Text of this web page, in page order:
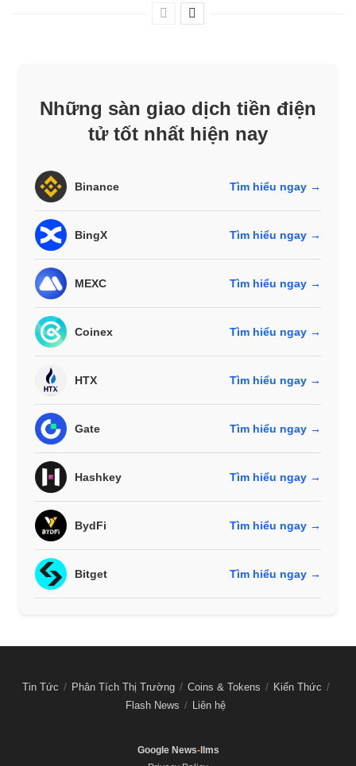
Những sàn giao dịch tiền điện
tử tốt nhất hiện nay
Binance Tìm hiểu ngay →
BingX Tìm hiểu ngay →
MEXC Tìm hiểu ngay →
Coinex Tìm hiểu ngay →
HTX Tìm hiểu ngay →
Gate Tìm hiểu ngay →
Hashkey Tìm hiểu ngay →
BydFi Tìm hiểu ngay →
Bitget Tìm hiểu ngay →
Tin Tức Phân Tích Thị Trường Coins & Tokens
Kiến Thức
Flash News
Liên hệ
Google News-llms